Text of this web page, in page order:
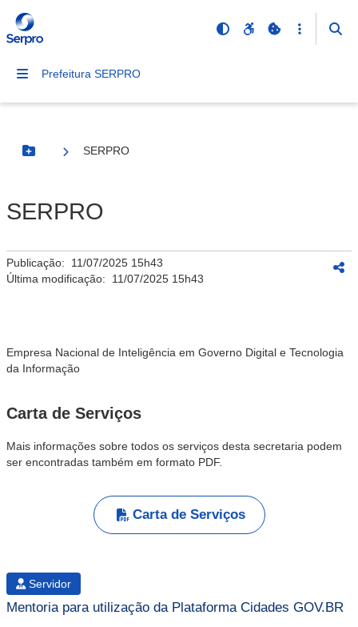
Prefeitura SERPRO
Botão Menu
SERPRO
SERPRO
Publicação: 11/07/2025 15h43
Última modificação: 11/07/2025 15h43
Empresa Nacional de Inteligência em Governo Digital e Tecnologia
da Informação
Carta de Serviços
Mais informações sobre todos os serviços desta secretaria podem
ser encontradas também em formato PDF.
Carta de Serviços
Servidor
Mentoria para utilização da Plataforma Cidades GOV.BR